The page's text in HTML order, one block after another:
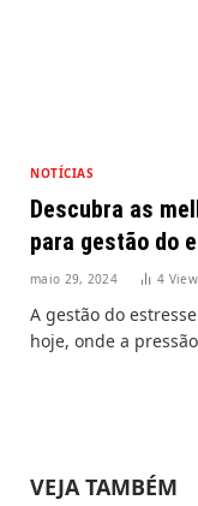
NOTÍCIAS
Descubra as
para gestão do
maio 29, 2024 4
A gestão do
hoje, onde a
VEJA TAMBÉM